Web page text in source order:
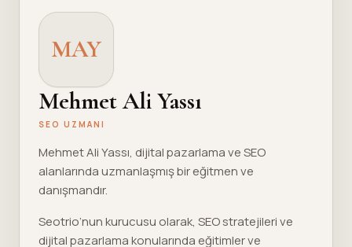
MAY
Mehmet Ali Yassı
SEO UZMANI
Mehmet Ali Yassı, dijital pazarlama ve SEO
alanlarında uzmanlaşmış bir eğitmen ve
danışmandır.
Seotrio’nun kurucusu olarak, SEO stratejileri ve
dijital pazarlama konularında eğitimler ve